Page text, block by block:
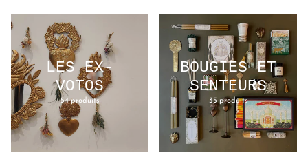
LES EX-
VOTOS
54 produits
BOUGIES ET
SENTEURS
35 produits